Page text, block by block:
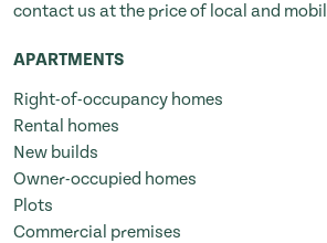
contact us at the price of local and
APARTMENTS
Right-of-occupancy homes
Rental homes
New builds
Owner-occupied homes
Plots
Commercial premises